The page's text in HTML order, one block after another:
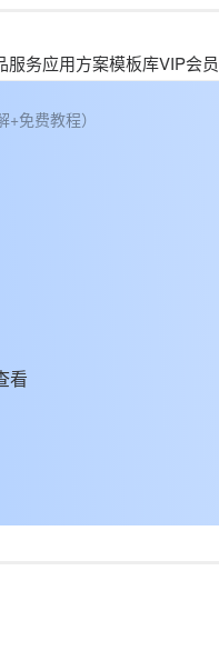
服务应用方案模板库VIP会员
免费教程）
看